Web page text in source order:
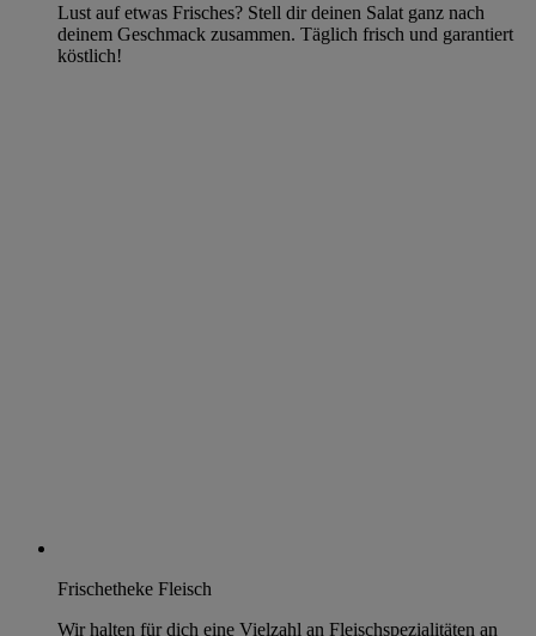
Lust auf etwas Frisches? Stell dir deinen Salat ganz nach
deinem Geschmack zusammen. Täglich frisch und garantiert
köstlich!
Frischetheke Fleisch
Wir halten für dich eine Vielzahl an Fleischspezialitäten an